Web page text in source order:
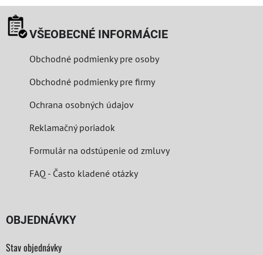
VŠEOBECNÉ INFORMÁCIE
Obchodné podmienky pre osoby
Obchodné podmienky pre firmy
Ochrana osobných údajov
Reklamačný poriadok
Formulár na odstúpenie od zmluvy
FAQ - Často kladené otázky
OBJEDNÁVKY
Stav objednávky